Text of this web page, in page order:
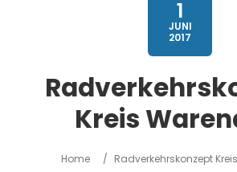
1
JUNI
2017
Kreis
Home / Radverkehrskonzept